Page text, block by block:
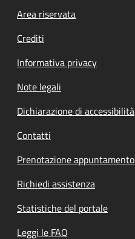
Footer menu
Area riservata
Crediti
Informativa privacy
Note legali
Dichiarazione di accessibilità
Contatti
Prenotazione appuntamento
Richiedi assistenza
Statistiche del portale
Leggi le FAQ